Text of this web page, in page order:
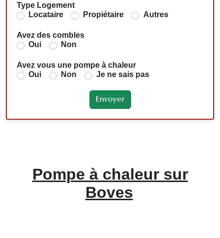
Type Logement
Locataire
Propiétaire Autres
Avez des combles
Oui
Non
Avez vous une pompe à chaleur
Oui
Non Je ne sais pas
Pompe à chaleur sur
Boves